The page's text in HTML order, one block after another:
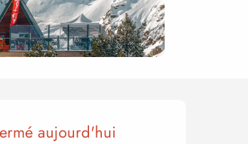
et
aujourd'hui